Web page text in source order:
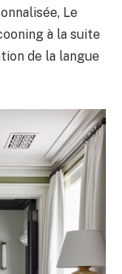
Le
à la suite
de la langue